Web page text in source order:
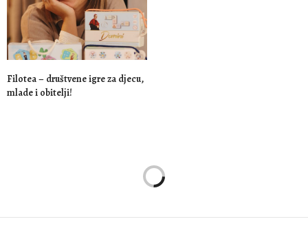
Filotea – društvene igre za djecu,
mlade i obitelji!